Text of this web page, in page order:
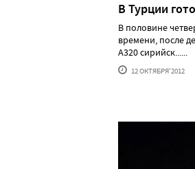
В Турции
В половине
времени, после
А320 сирийск......
12 ОКТЯБРЯ'2012